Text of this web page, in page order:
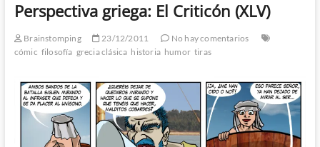
Perspectiva griega: El Criticón (XLV)
Brainstomping 23/12/2011
No hay comentarios
cómic filosofía grecia clásica historia humor tiras